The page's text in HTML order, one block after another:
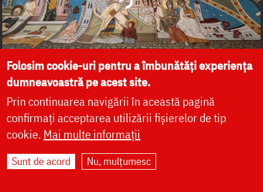
Folosim cookie-uri pentru a îmbunătăți experiența
dumneavoastră pe acest site.
Prin continuarea navigării în această pagină
confirmați acceptarea utilizării fișierelor de tip
cookie. Mai multe informații
Sunt de acord Nu, mulțumesc